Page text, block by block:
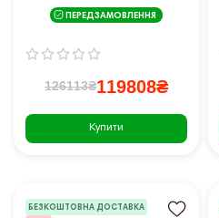
ПЕРЕДЗАМОВЛЕННЯ
126113₴119808₴
Купити
БЕЗКОШТОВНА ДОСТАВКА